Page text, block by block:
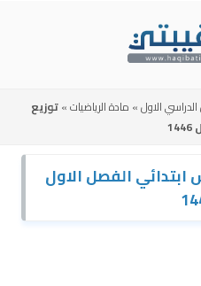
الاول» مادة الرياضيات»توزيع
الفصل الاول